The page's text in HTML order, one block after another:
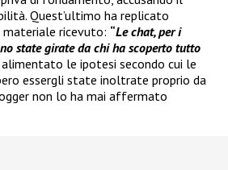
Quest’ultimo ha replicato
materiale ricevuto: “Le chat, per i
state girate da chi ha scoperto tutto
alimentato le ipotesi secondo cui le
essergli state inoltrate proprio da
non lo ha mai affermato